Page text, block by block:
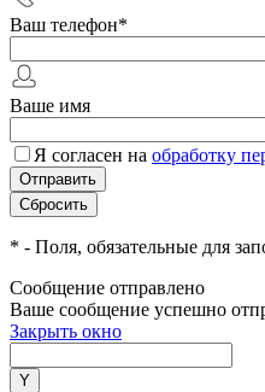
Ваш телефон*
Ваше имя
Я согласен на обработку
* - Поля, обязательные для
Сообщение отправлено
Ваше сообщение успешно
Закрыть окно